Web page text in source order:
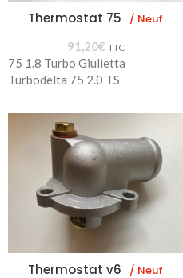
Thermostat 75 / Neuf
91,20€ TTC
75 1.8 Turbo Giulietta
Turbodelta 75 2.0 TS
Thermostat v6 / Neuf